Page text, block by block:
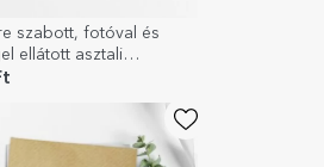
szabott, fotóval és
ellátott asztali
esküvőre